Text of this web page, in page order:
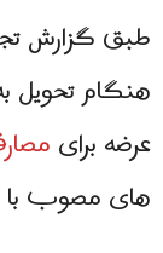
طبق گزارش
عرضه برای
های مصوب با